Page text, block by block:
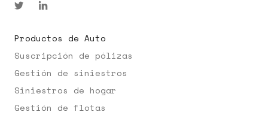
Productos de Auto
Suscripción de pólizas
Gestión de siniestros
Siniestros de hogar
Gestión de flotas